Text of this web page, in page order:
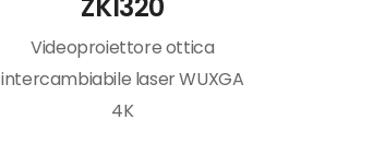
Videoproiettore ottica
intercambiabile laser WUXGA
4K